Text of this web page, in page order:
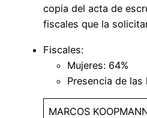
copia del acta de
fiscales que la
Fiscales:
Mujeres: 64%
Presencia de
MARCOS